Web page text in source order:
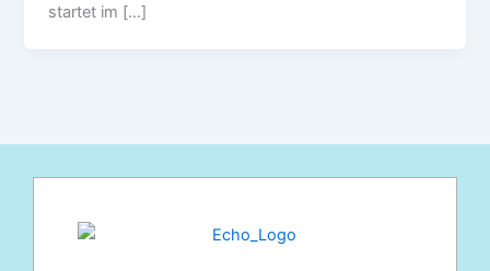
startet im […]